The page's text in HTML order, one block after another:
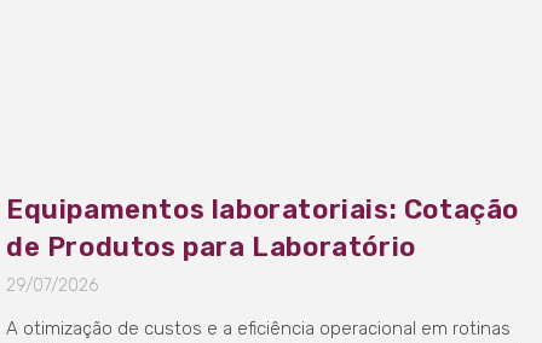
Equipamentos laboratoriais: Cotação
de Produtos para Laboratório
29/07/2026
A otimização de custos e a eficiência operacional em rotinas